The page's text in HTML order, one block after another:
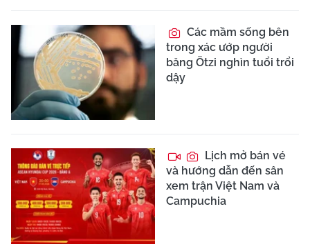
Các mầm sống bên
trong xác ướp người
băng Ötzi nghìn tuổi trổi
dậy
Lịch mở bán vé
và hướng dẫn đến sân
xem trận Việt Nam và
Campuchia